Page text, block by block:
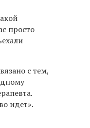
просто
с тем,
идет».